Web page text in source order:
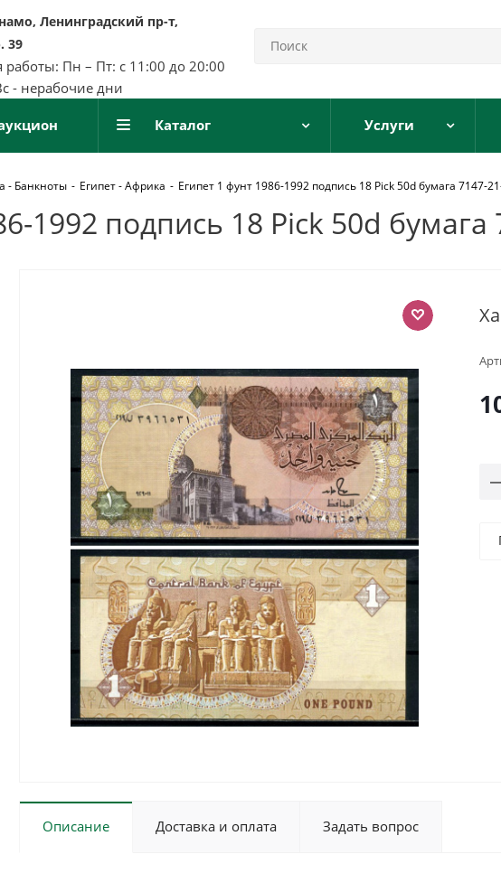
Ленинградский пр-т,
39
работы: Пн – Пт: с 11:00 до 20:00
- нерабочие дни
Каталог Услуги
- Банкноты - Египет - Африка - Египет 1 фунт 1986-1992 подпись 18 Pick 50d бумага 7147-
1992 подпись 18 Pick 50d бумага
Описание Доставка и оплата Задать вопрос